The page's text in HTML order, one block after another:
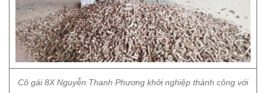
Cô gái 8X Nguyễn Thanh Phương khởi nghiệp thành công với